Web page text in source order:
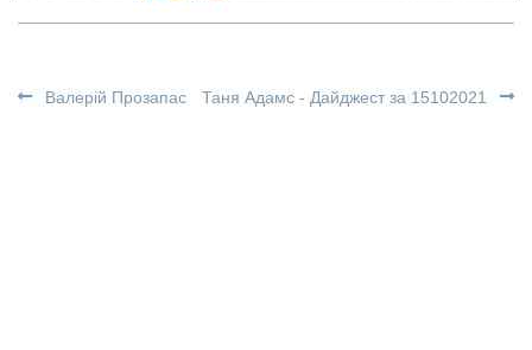
Валерій Прозапас Таня Адамс - Дайджест за 15102021